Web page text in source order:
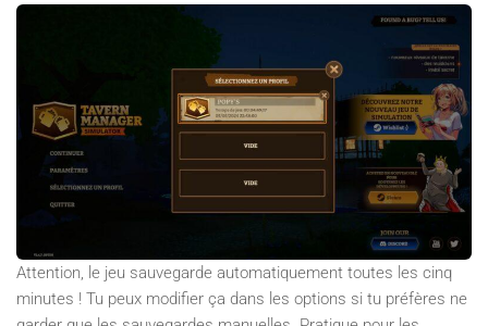
Attention, le jeu sauvegarde automatiquement toutes les cinq
minutes ! Tu peux modifier ça dans les options si tu préfères ne